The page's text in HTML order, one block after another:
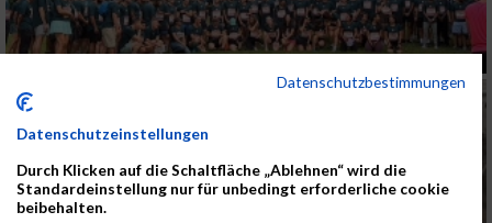
Datenschutzbestimmungen
Datenschutzeinstellungen
Durch Klicken auf die Schaltfläche „Ablehnen“ wird die
Standardeinstellung nur für unbedingt erforderliche cookie
beibehalten.